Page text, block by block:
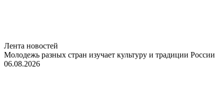
Лента новостей
Молодежь разных стран изучает культуру и традиции России
06.08.2026